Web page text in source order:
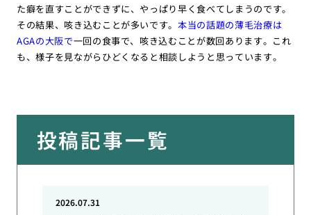
た癖を直すことができずに、やっぱり早く食べてしまうのです。
その結果、咳き込むことが多いです。本当の話題の薄毛治療は
AGAの大阪で一回の食事で、咳き込むことが数回あります。これ
も、様子を見ながらひどくなると相談しようと思っています。
投稿記事一覧
2026.07.31